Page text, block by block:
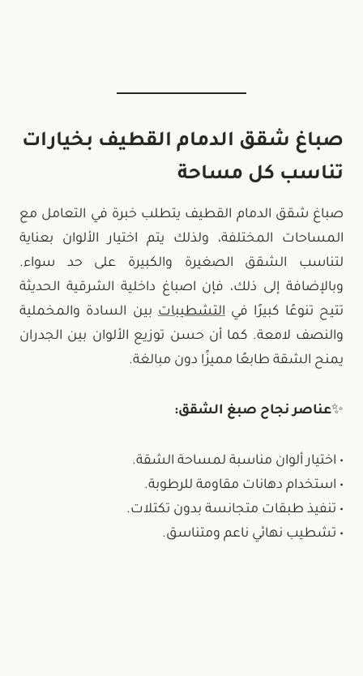
صباغ شقق الدمام القطيف بخيارات
تناسب كل مساحة
صباغ شقق الدمام القطيف يتطلب خبرة في التعامل مع
المساحات المختلفة، ولذلك يتم اختيار الألوان بعناية
لتناسب الشقق الصغيرة والكبيرة على حد سواء.
وبالإضافة إلى ذلك، فإن اصباغ داخلية الشرقية الحديثة
تتيح تنوعًا كبيرًا فيالتشطيبات بين السادة والمخملية
والنصف لامعة. كما أن حسن توزيع الألوان بين الجدران
يمنح الشقة طابعًا مميزًا دون مبالغة.
✨عناصر نجاح صبغ الشقق:
• اختيار ألوان مناسبة لمساحة الشقة.
• استخدام دهانات مقاومة للرطوبة.
• تنفيذ طبقات متجانسة بدون تكتلات.
• تشطيب نهائي ناعم ومتناسق.